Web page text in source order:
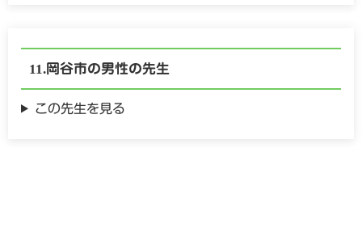
岡谷市の男性の先生
この先生を見る